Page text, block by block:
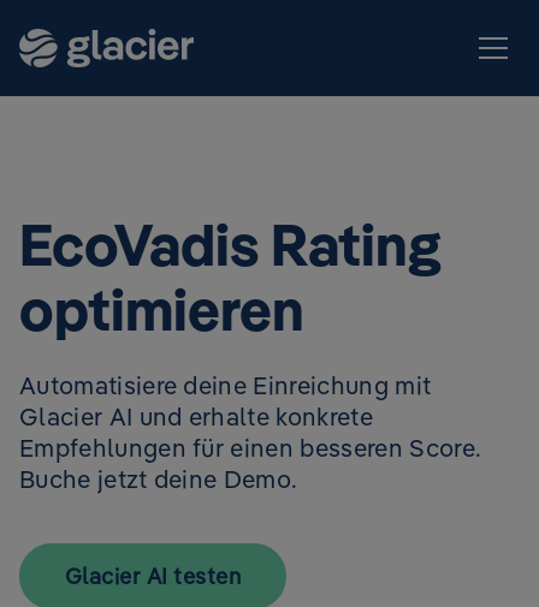
EcoVadis Rating
optimieren
Automatisiere deine Einreichung mit
Glacier AI und erhalte konkrete
Empfehlungen für einen besseren Score.
Buche jetzt deine Demo.
Glacier AI testen